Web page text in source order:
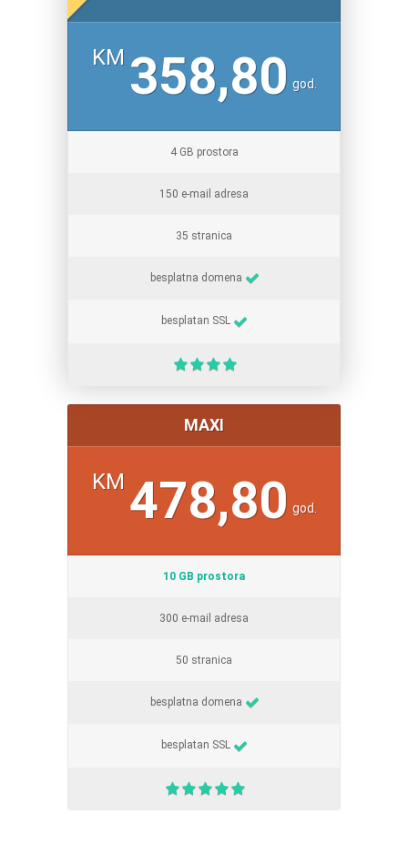
KM 358,80 god.
4 GB prostora
150 e-mail adresa
35 stranica
besplatna domena
besplatan SSL
MAXI
KM 478,80 god.
10 GB prostora
300 e-mail adresa
50 stranica
besplatna domena
besplatan SSL